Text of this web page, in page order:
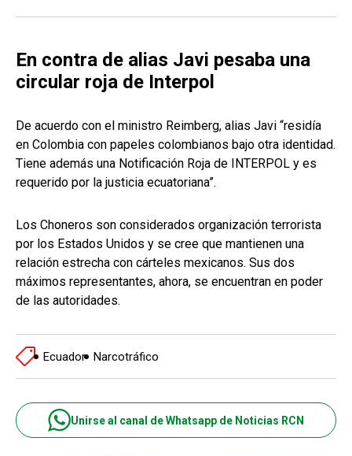
En contra de alias Javi pesaba una
circular roja de Interpol
De acuerdo con el ministro Reimberg, alias Javi “residía
en Colombia con papeles colombianos bajo otra identidad.
Tiene además una Notificación Roja de INTERPOL y es
requerido por la justicia ecuatoriana”.
Los Choneros son considerados organización terrorista
por los Estados Unidos y se cree que mantienen una
relación estrecha con cárteles mexicanos. Sus dos
máximos representantes, ahora, se encuentran en poder
de las autoridades.
Ecuador Narcotráfico
Unirse al canal de Whatsapp de Noticias RCN